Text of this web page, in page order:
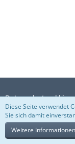
Diese Seite verwendet
Sie sich damit
Weitere Informationen